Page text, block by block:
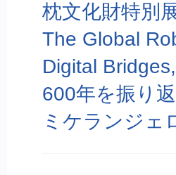
枕文化財特別
600年を振り
ミケランジェ